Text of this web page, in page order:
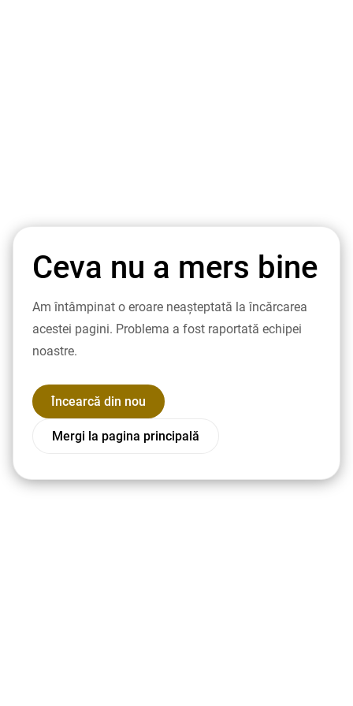
Ceva nu a mers bine
Am întâmpinat o eroare neașteptată la încărcarea
acestei pagini. Problema a fost raportată echipei
noastre.
Încearcă din nou
Mergi la pagina principală